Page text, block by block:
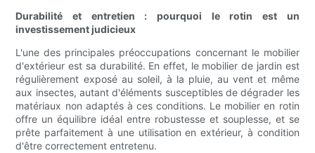
Durabilité et entretien : pourquoi le rotin est un
investissement judicieux
L'une des principales préoccupations concernant le mobilier
d'extérieur est sa durabilité. En effet, le mobilier de jardin est
régulièrement exposé au soleil, à la pluie, au vent et même
aux insectes, autant d'éléments susceptibles de dégrader les
matériaux non adaptés à ces conditions. Le mobilier en rotin
offre un équilibre idéal entre robustesse et souplesse, et se
prête parfaitement à une utilisation en extérieur, à condition
d'être correctement entretenu.